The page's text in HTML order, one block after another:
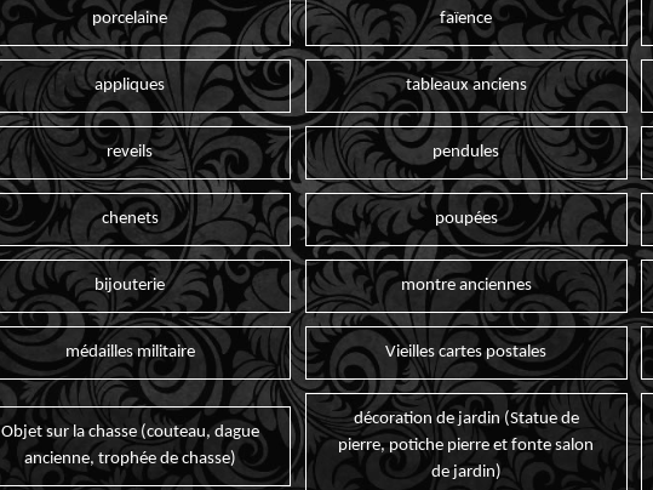
porcelaine faïence
appliques tableaux anciens
reveils pendules
chenets poupées
bijouterie montre anciennes
médailles militaire Vieilles cartes postales
Objet sur la chasse (couteau, dague
ancienne, trophée de chasse)
décoration de jardin (Statue de
pierre, potiche pierre et fonte salon
de jardin)